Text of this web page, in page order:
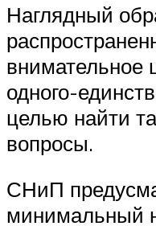
Наглядный
внимательное
одного-
целью найти
вопросы.
СНиП
минимальный